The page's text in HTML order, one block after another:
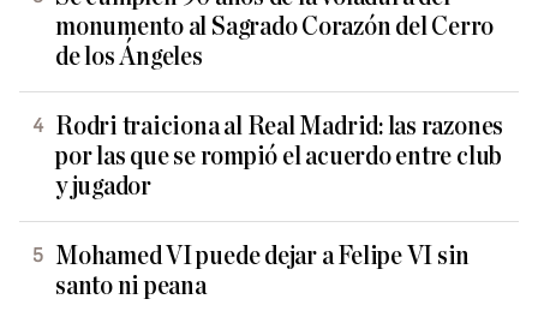
monumento al Sagrado Corazón del Cerro
de los Ángeles
Rodri traiciona al Real Madrid: las razones
por las que se rompió el acuerdo entre club
y jugador
Mohamed VI puede dejar a Felipe VI sin
santo ni peana